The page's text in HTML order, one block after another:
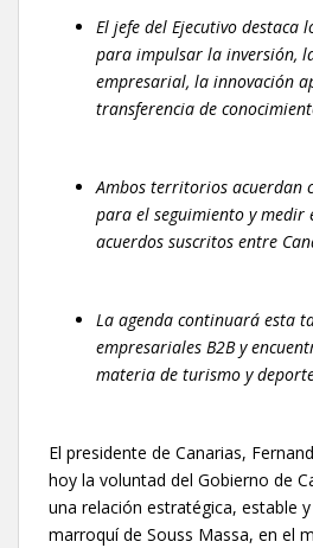
El jefe del Ejecutivo destaca
para impulsar la inversión,
empresarial, la innovación
transferencia de
Ambos territorios acuerdan
para el seguimiento y medir
acuerdos suscritos entre
La agenda continuará esta
empresariales B2B y
materia de turismo y
El presidente de Canarias,
hoy la voluntad del Gobierno de
una relación estratégica, estable
marroquí de Souss Massa, en el